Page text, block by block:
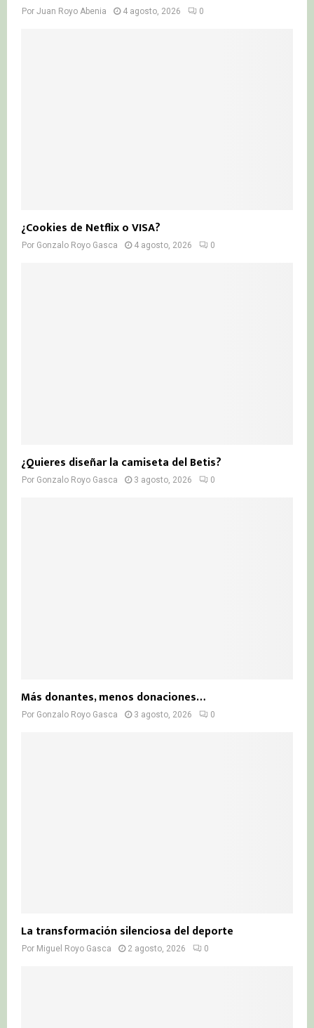
Por Juan Royo Abenia 4 agosto, 2026 0
¿Cookies de Netflix o VISA?
Por Gonzalo Royo Gasca 4 agosto, 2026 0
¿Quieres diseñar la camiseta del Betis?
Por Gonzalo Royo Gasca 3 agosto, 2026 0
Más donantes, menos donaciones…
Por Gonzalo Royo Gasca 3 agosto, 2026 0
La transformación silenciosa del deporte
Por Miguel Royo Gasca 2 agosto, 2026 0